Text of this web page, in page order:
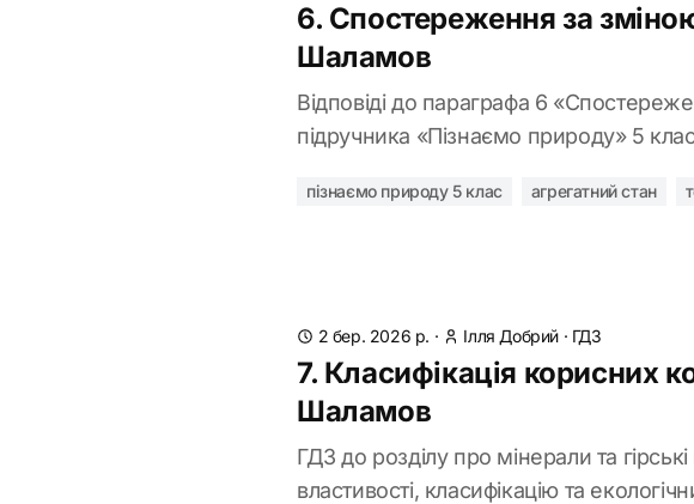
6. Спостереження за
Шаламов
Відповіді до параграфа 6
підручника «Пізнаємо природу» 5
пізнаємо природу 5 клас агрегатний стан
2 бер. 2026 р. · Ілля Добрий · ГДЗ
7. Класифікація корисних
Шаламов
ГДЗ до розділу про мінерали та
властивості, класифікацію та